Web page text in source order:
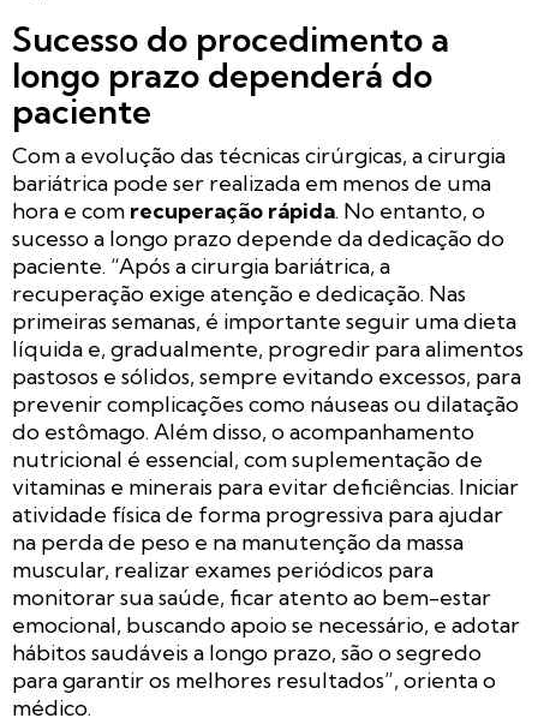
Sucesso do procedimento a
longo prazo dependerá do
paciente
Com a evolução das técnicas cirúrgicas, a cirurgia
bariátrica pode ser realizada em menos de uma
hora e com recuperação rápida. No entanto, o
sucesso a longo prazo depende da dedicação do
paciente. “Após a cirurgia bariátrica, a
recuperação exige atenção e dedicação. Nas
primeiras semanas, é importante seguir uma dieta
líquida e, gradualmente, progredir para alimentos
pastosos e sólidos, sempre evitando excessos, para
prevenir complicações como náuseas ou dilatação
do estômago. Além disso, o acompanhamento
nutricional é essencial, com suplementação de
vitaminas e minerais para evitar deficiências. Iniciar
atividade física de forma progressiva para ajudar
na perda de peso e na manutenção da massa
muscular, realizar exames periódicos para
monitorar sua saúde, ficar atento ao bem-estar
emocional, buscando apoio se necessário, e adotar
hábitos saudáveis a longo prazo, são o segredo
para garantir os melhores resultados”, orienta o
médico.